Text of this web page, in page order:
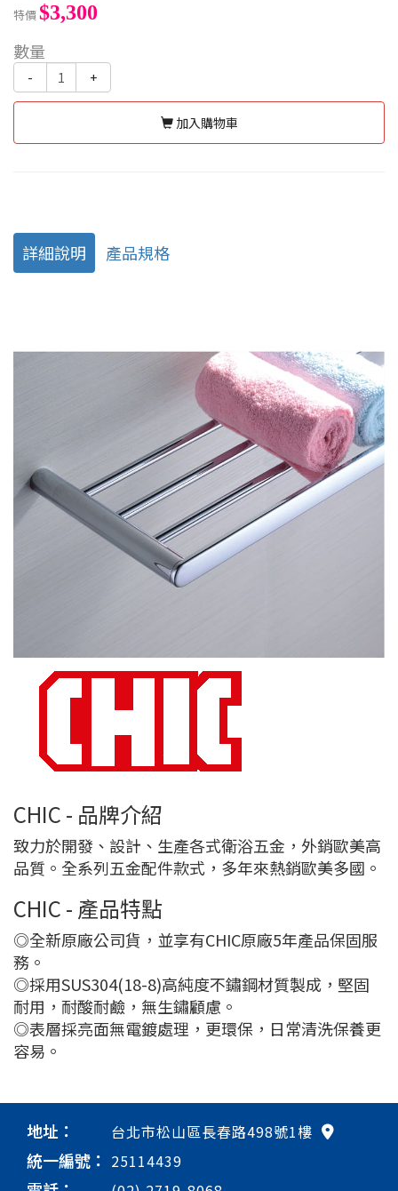
特價$3,300
數量
- +
加入購物車
詳細說明 產品規格
CHIC - 品牌介紹
致力於開發、設計、生產各式衛浴五金，外銷歐美高
品質。全系列五金配件款式，多年來熱銷歐美多國。
CHIC - 產品特點
◎全新原廠公司貨，並享有CHIC原廠5年產品保固服
務。
◎採用SUS304(18-8)高純度不鏽鋼材質製成，堅固
耐用，耐酸耐鹼，無生鏽顧慮。
◎表層採亮面無電鍍處理，更環保，日常清洗保養更
容易。
地址： 台北市松山區長春路498號1樓
統一編號： 25114439